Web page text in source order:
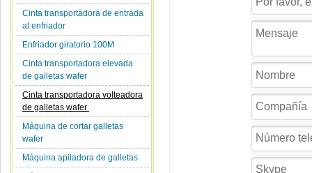
Cinta transportadora de entrada
al enfriador
Enfriador giratorio 100M
Cinta transportadora elevada
de galletas wafer
Cinta transportadora volteadora
de galletas wafer
Máquina de cortar galletas
wafer
Máquina apiladora de galletas